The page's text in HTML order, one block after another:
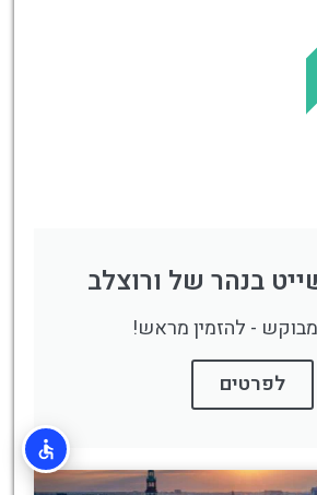
בנהר של ורוצלב
- להזמין מראש!
לפרטים